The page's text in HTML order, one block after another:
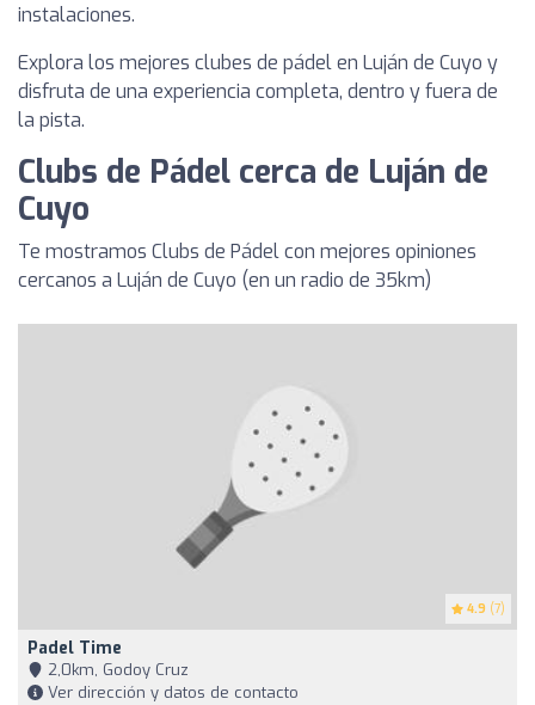
instalaciones.
Explora los mejores clubes de pádel en Luján de Cuyo y
disfruta de una experiencia completa, dentro y fuera de
la pista.
Clubs de Pádel cerca de Luján de
Cuyo
Te mostramos Clubs de Pádel con mejores opiniones
cercanos a Luján de Cuyo (en un radio de 35km)
4.9 (7)
Padel Time
2,0km, Godoy Cruz
Ver dirección y datos de contacto